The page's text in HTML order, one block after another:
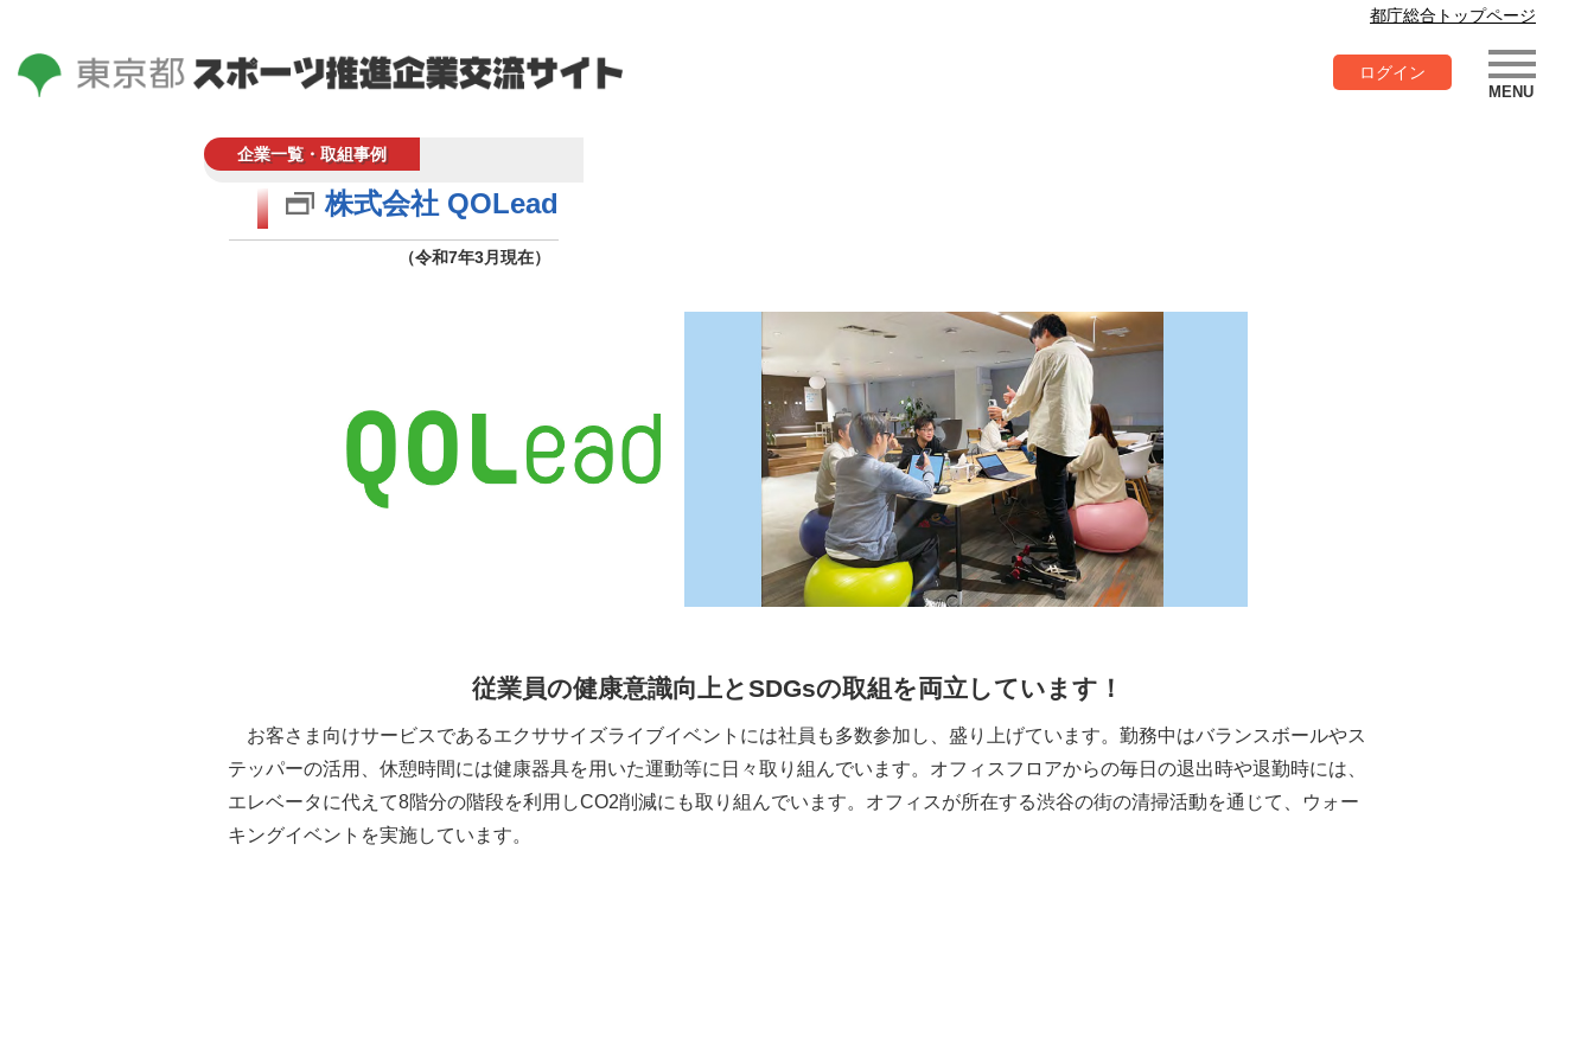
都庁総合トップページ
ログイン
企業一覧・取組事例
株式会社 QOLead
（令和7年3月現在）
従業員の健康意識向上とSDGsの取組を両立しています！
お客さま向けサービスであるエクササイズライブイベントには社員も多数参加し、盛り上げています。勤務中はバランスボールやス
テッパーの活用、休憩時間には健康器具を用いた運動等に日々取り組んでいます。オフィスフロアからの毎日の退出時や退勤時には、
エレベータに代えて8階分の階段を利用しCO2削減にも取り組んでいます。オフィスが所在する渋谷の街の清掃活動を通じて、ウォー
キングイベントを実施しています。